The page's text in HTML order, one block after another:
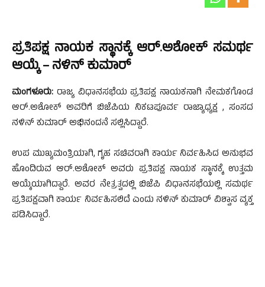
ಪ್ರತಿಪಕ್ಷ ನಾಯಕ ಸ್ಥಾನಕ್ಕೆ ಆರ್.ಅಶೋಕ್ ಸಮರ್ಥ
ಆಯ್ಕೆ – ನಳಿನ್ ಕುಮಾರ್
ಮಂಗಳೂರು: ರಾಜ್ಯ ವಿಧಾನಸಭೆಯ ಪ್ರತಿಪಕ್ಷ ನಾಯಕನಾಗಿ ನೇಮಕಗೊಂಡ
ಆರ್.ಅಶೋಕ್ ಅವರಿಗೆ ಬಿಜೆಪಿಯ ನಿಕಟಪೂರ್ವ ರಾಜ್ಯಾಧ್ಯಕ್ಷ , ಸಂಸದ
ನಳಿನ್ ಕುಮಾರ್ ಅಭಿನಂದನೆ ಸಲ್ಲಿಸಿದ್ದಾರೆ.
ಉಪ ಮುಖ್ಯಮಂತ್ರಿಯಾಗಿ, ಗೃಹ ಸಚಿವರಾಗಿ ಕಾರ್ಯ ನಿರ್ವಹಿಸಿದ ಅನುಭವ
ಹೊಂದಿರುವ ಆರ್.ಅಶೋಕ್ ಅವರು ಪ್ರತಿಪಕ್ಷ ನಾಯಕ ಸ್ಥಾನಕ್ಕೆ ಉತ್ತಮ‌
ಆಯ್ಕೆಯಾಗಿದ್ದಾರೆ. ಅವರ ನೇತ್ರತ್ವದಲ್ಲಿ ಬಿಜೆಪಿ ವಿಧಾನಸಭೆಯಲ್ಲಿ ಸಮರ್ಥ
ಪ್ರತಿಪಕ್ಷವಾಗಿ ಕಾರ್ಯ ನಿರ್ವಹಿಸಲಿದೆ ಎಂದು ನಳಿನ್ ಕುಮಾರ್ ವಿಶ್ವಾಸ ವ್ಯಕ್ತ
ಪಡಿಸಿದ್ದಾರೆ.